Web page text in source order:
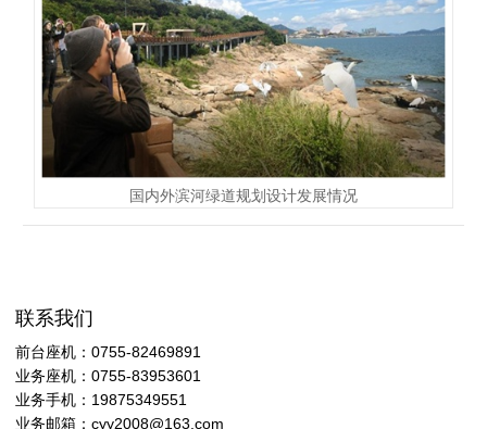
国内外滨河绿道规划设计发展情况
联系我们
前台座机：0755-82469891
业务座机：0755-83953601
业务手机：19875349551
业务邮箱：cyy2008@163.com